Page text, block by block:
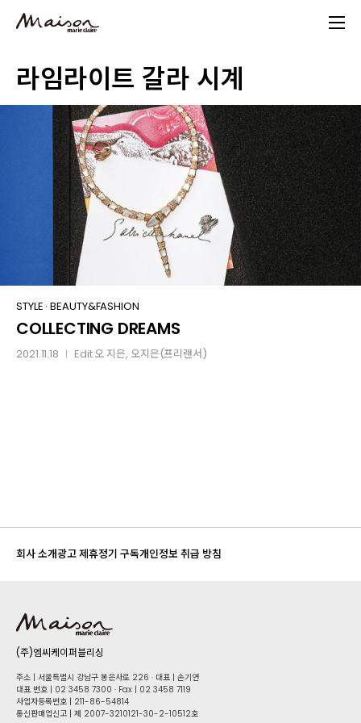
content
라임라이트 갈라 시계
COLLECTING
DREAMS
STYLE ·BEAUTY&FASHION
COLLECTING DREAMS
2021.11.18 Edit오 지은, 오지은(프리랜서)
회사 소개광고 제휴정기 구독개인정보 취급 방침
(주)엠씨케이퍼블리싱
주소 | 서울특별시 강남구 봉은사로 226 · 대표 | 손기연
대표 번호 | 02 34​58 7300 · Fax | 02 34​58 7119
사업자등록번호 | 211-86-5​4814
통신판매업신고 | 제 2007-3210121-30-2-10512호